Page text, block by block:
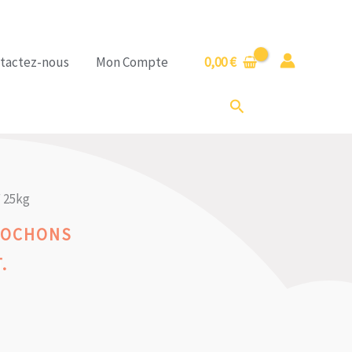
nous Mon Compte 0,00€
Rechercher